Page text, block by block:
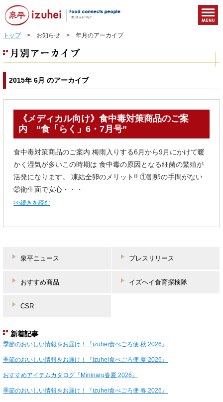
トップ> お知らせ > 年月のアーカイブ
2015年 6月 のアーカイブ
《メディカル向け》食中毒対策商品のご案
内 “食「らく」6・7月号”
食中毒対策商品のご案内 梅雨入りする6月から9月にかけて暖
かく湿気が多いこの時期は 食中毒の原因となる細菌の繁殖が
活発になります。 凍結全卵のメリット!! ①割卵の手間がない
②衛生面で安心・・・
>>続きを読む
泉平ニュース プレスリリース
おすすめ商品 イズヘイ食育探検隊
CSR
新着記事
季節のおいしい情報をお届け！『izuhei食べごろ便 秋 2026』
季節のおいしい情報をお届け！『izuhei食べごろ便 夏 2026』
おすすめアイテムカタログ『Mininaru春夏 2026』
季節のおいしい情報をお届け！『izuhei食べごろ便 春 2026』